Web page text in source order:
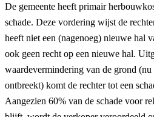
De gemeente heeft primair
schade. Deze vordering wijst de
heeft niet een (nagenoeg) nieuwe hal
ook geen recht op een nieuwe hal.
waardevermindering van de grond
ontbreekt) komt de rechter tot een
Aangezien 60% van de schade voor